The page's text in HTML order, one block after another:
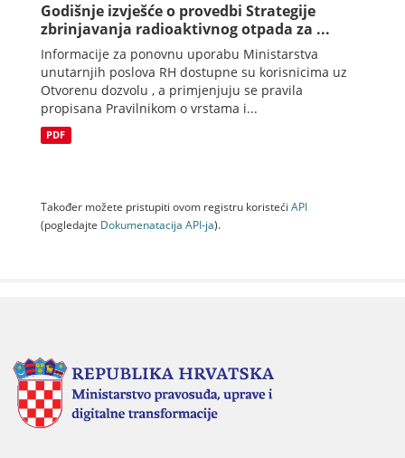
Godišnje izvješće o provedbi Strategije
zbrinjavanja radioaktivnog otpada za ...
Informacije za ponovnu uporabu Ministarstva
unutarnjih poslova RH dostupne su korisnicima uz
Otvorenu dozvolu , a primjenjuju se pravila
propisana Pravilnikom o vrstama i...
PDF
Također možete pristupiti ovom registru koristeći API
(pogledajte Dokumenаtаcijа API-jа).